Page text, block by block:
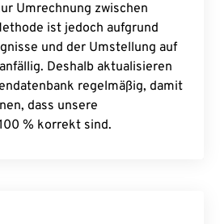
Umrechnung zwischen
ist jedoch aufgrund
und der Umstellung auf
Deshalb aktualisieren
regelmäßig, damit
dass unsere
% korrekt sind.